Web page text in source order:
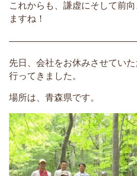
これからも、謙虚にそして前
ますね！
先日、会社をお休みさせてい
行ってきました。
場所は、青森県です。